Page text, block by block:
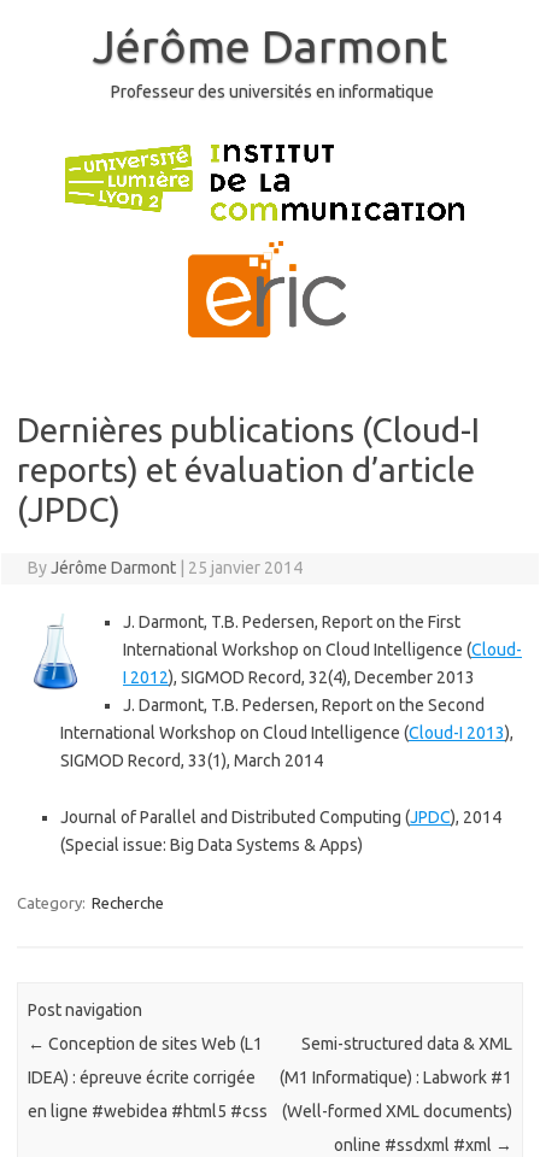
Jérôme Darmont
Professeur des universités en informatique
Dernières publications (Cloud-I
reports) et évaluation d’article
(JPDC)
ByJérôme Darmont 25 janvier 2014
J. Darmont, T.B. Pedersen, Report on the First
International Workshop on Cloud Intelligence (Cloud-
I 2012), SIGMOD Record, 32(4), December 2013
J. Darmont, T.B. Pedersen, Report on the Second
International Workshop on Cloud Intelligence (Cloud-I 2013),
SIGMOD Record, 33(1), March 2014
Journal of Parallel and Distributed Computing (JPDC), 2014
(Special issue: Big Data Systems & Apps)
Category: Recherche
Post navigation
← Conception de sites Web (L1
IDEA) : épreuve écrite corrigée
en ligne #webidea #html5 #css
Semi-structured data & XML
(M1 Informatique) : Labwork #1
(Well-formed XML documents)
online #ssdxml #xml →